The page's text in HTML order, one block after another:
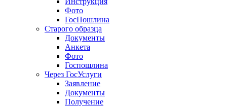
Фото
ГосПошлина
Старого образца
Документы
Анкета
Фото
Госпошлина
Через ГосУслуги
Заявление
Документы
Получение